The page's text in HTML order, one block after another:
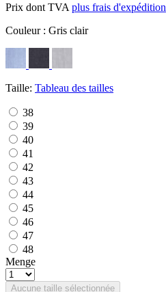
Prix dont TVA plus frais d'expédition
Couleur : Gris clair
Taille: Tableau des tailles
38
39
40
41
42
43
44
45
46
47
48
Menge
Aucune taille sélectionnée